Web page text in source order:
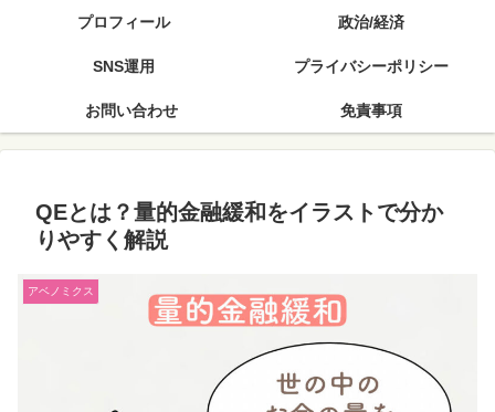
プロフィール 政治/経済
SNS運用 プライバシーポリシー
お問い合わせ 免責事項
QEとは？量的金融緩和をイラストで分か
りやすく解説
アベノミクス